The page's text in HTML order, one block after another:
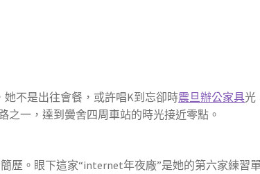
不是出往會餐，或許唱K到忘卻時震旦辦公家具光
一，達到黌舍四周車站的時光接近零點。
歷。眼下這家“internet年夜廠”是她的第六家練習